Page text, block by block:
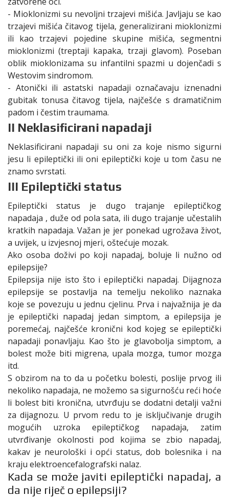
- Mioklonizmi su nevoljni trzajevi mišića. Javljaju se kao
trzajevi mišića čitavog tijela, generalizirani mioklonizmi
ili kao trzajevi pojedine skupine mišića, segmentni
mioklonizmi (treptaji kapaka, trzaji glavom). Poseban
oblik mioklonizama su infantilni spazmi u dojenčadi s
Westovim sindromom.
- Atonički ili astatski napadaji označavaju iznenadni
gubitak tonusa čitavog tijela, najčešće s dramatičnim
padom i čestim traumama.
II Neklasificirani napadaji
Neklasificirani napadaji su oni za koje nismo sigurni
jesu li epileptički ili oni epileptički koje u tom času ne
znamo svrstati.
III Epileptički status
Epileptički status je dugo trajanje epileptičkog
napadaja , duže od pola sata, ili dugo trajanje učestalih
kratkih napadaja. Važan je jer ponekad ugrožava život,
a uvijek, u izvjesnoj mjeri, oštećuje mozak.
Ako osoba doživi po koji napadaj, boluje li nužno od
epilepsije?
Epilepsija nije isto što i epileptički napadaj. Dijagnoza
epilepsije se postavlja na temelju nekoliko naznaka
koje se povezuju u jednu cjelinu. Prva i najvažnija je da
je epileptički napadaj jedan simptom, a epilepsija je
poremećaj, najčešće kronični kod kojeg se epileptički
napadaji ponavljaju. Kao što je glavobolja simptom, a
bolest može biti migrena, upala mozga, tumor mozga
itd.
S obzirom na to da u početku bolesti, poslije prvog ili
nekoliko napadaja, ne možemo sa sigurnošću reći hoće
li bolest biti kronična, utvrđuju se dodatni detalji važni
za dijagnozu. U prvom redu to je isključivanje drugih
mogućih uzroka epileptičkog napadaja, zatim
utvrđivanje okolnosti pod kojima se zbio napadaj,
kakav je neurološki i opći status, dob bolesnika i na
kraju elektroencefalografski nalaz.
Kada se može javiti epileptički napadaj, a
da nije riječ o epilepsiji?